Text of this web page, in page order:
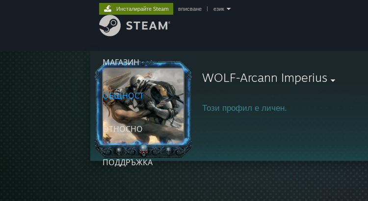
МАГАЗИН
ОБЩНОСТ
ОТНОСНО
ПОДДРЪЖКА
Инсталирайте Steam вписване език
WOLF-Arcann Imperius
Този профил е личен.